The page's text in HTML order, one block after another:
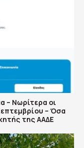
– Νωρίτερα οι
– Όσα
της ΑΑΔΕ